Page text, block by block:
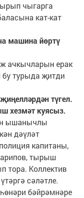
чыгарга
кат-кат
машина йөртү
ачкычларын ерак
турыда җитди
түгел.
хезмәт куясыз.
ышанычлы
дәүләт
капитаны,
тырыш
тора. Коллектив
сәләтле.
бәйрәмнәре